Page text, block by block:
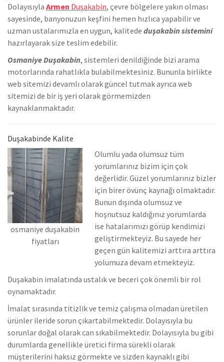
Dolayısıyla Armen Duşakabin, çevre bölgelere yakın olması
sayesinde, banyonuzun keşfini hemen hızlıca yapabilir ve
uzman ustalarımızla en uygun, kalitede duşakabin sistemini
hazırlayarak size teslim edebilir.
Osmaniye Duşakabin, sistemleri denildiğinde bizi arama
motorlarında rahatlıkla bulabilmektesiniz. Bununla birlikte
web sitemizi devamlı olarak güncel tutmak ayrıca web
sitemizi de bir iş yeri olarak görmemizden
kaynaklanmaktadır.
Duşakabinde Kalite
osmaniye duşakabin
fiyatları
Olumlu yada olumsuz tüm
yorumlarınız bizim için çok
değerlidir. Güzel yorumlarınız bizler
için birer övünç kaynağı olmaktadır.
Bunun dışında olumsuz ve
hoşnutsuz kaldığınız yorumlarda
ise hatalarımızı görüp kendimizi
geliştirmekteyiz. Bu sayede her
geçen gün kalitemizi arttıra arttıra
yolumuza devam etmekteyiz.
Duşakabin imalatında ustalık ve beceri çok önemli bir rol
oynamaktadır.
İmalat sırasında titizlik ve temiz çalışma olmadan üretilen
ürünler ileride sorun çıkartabilmektedir. Dolayısıyla bu
sorunlar doğal olarak can sıkabilmektedir. Dolayısıyla bu gibi
durumlarda genellikle üretici firma sürekli olarak
müşterilerini haksız görmekte ve sizden kaynaklı gibi